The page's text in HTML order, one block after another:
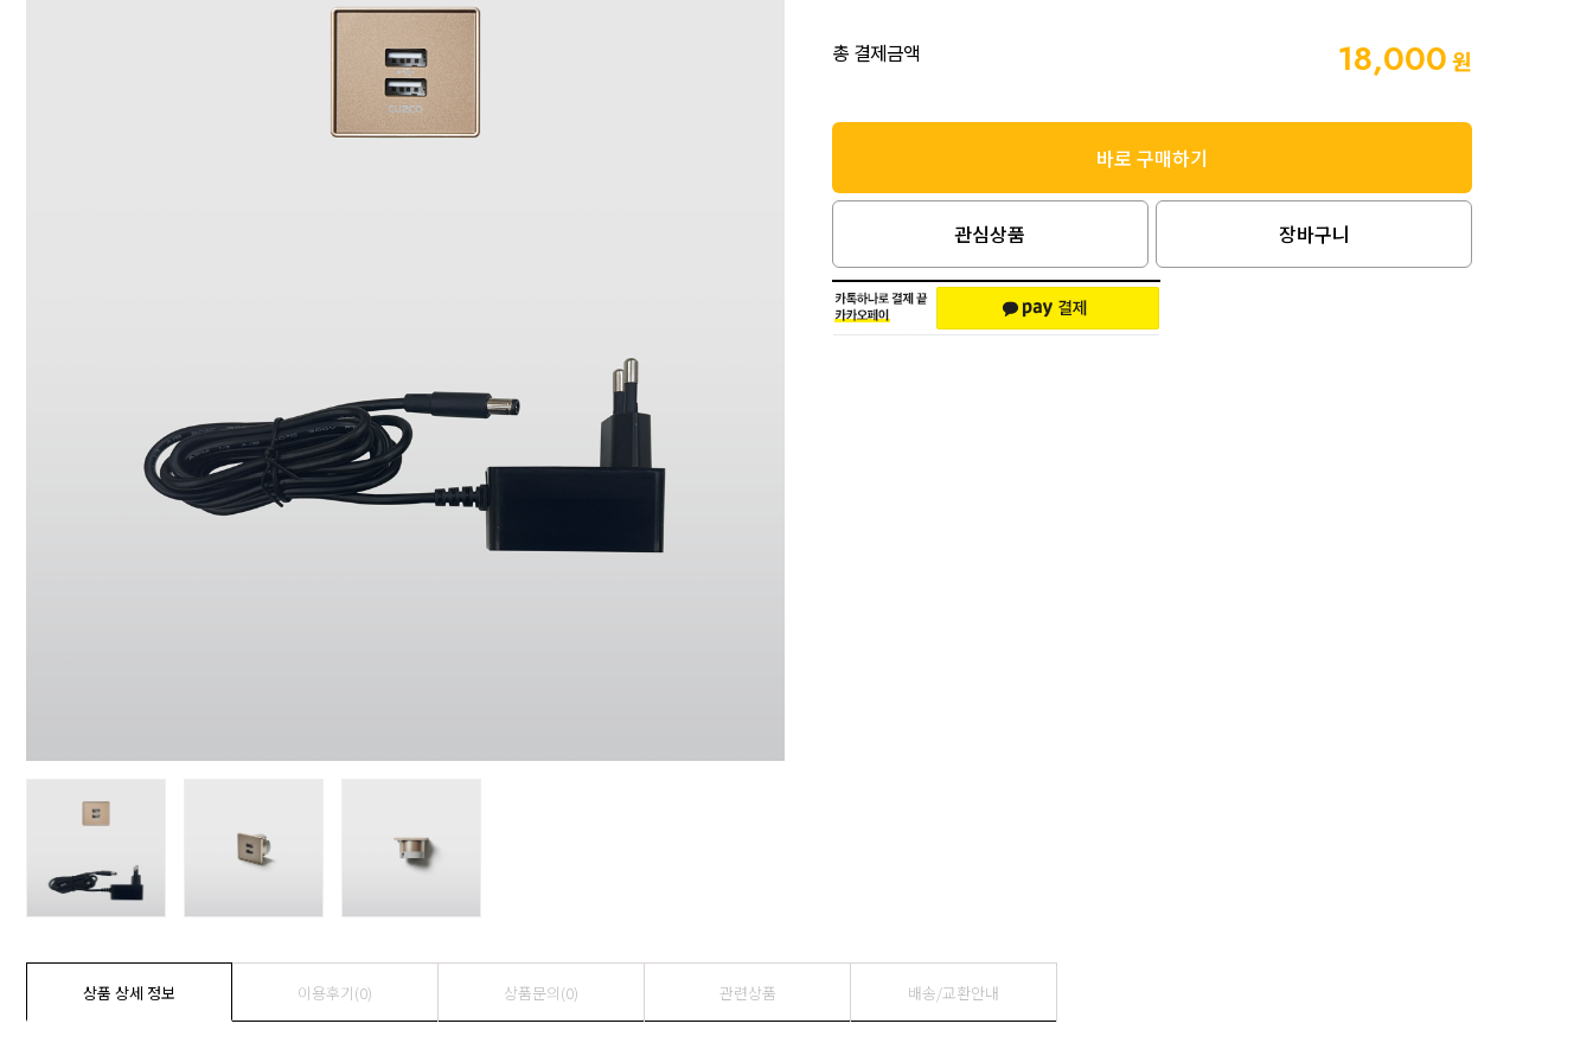
총 결제금액 18,000원
바로 구매하기
관심상품 장바구니
상품 상세 정보 이용후기(0) 상품문의(0) 관련상품 배송/교환안내